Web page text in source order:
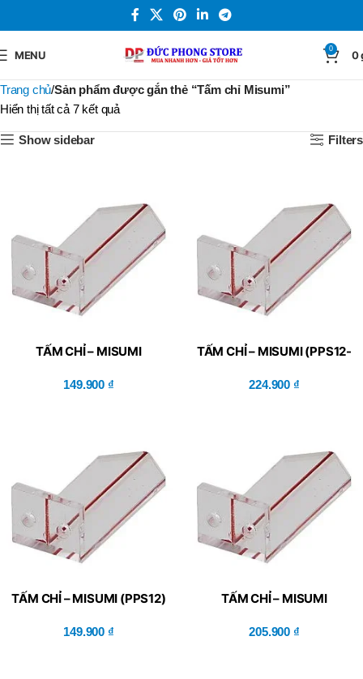
MENU 0 0
Trang chủ Sản phẩm được gắn thẻ “Tấm chỉ Misumi”
Hiển thị tất cả 7 kết quả
Show sidebar Filters
TẤM CHỈ – MISUMI
149.900 ₫
TẤM CHỈ – MISUMI (PPS12-
224.900 ₫
TẤM CHỈ – MISUMI (PPS12)
149.900 ₫
TẤM CHỈ – MISUMI
205.900 ₫